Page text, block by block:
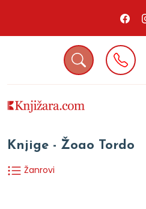
Knjige - Žoao Tordo
Žanrovi